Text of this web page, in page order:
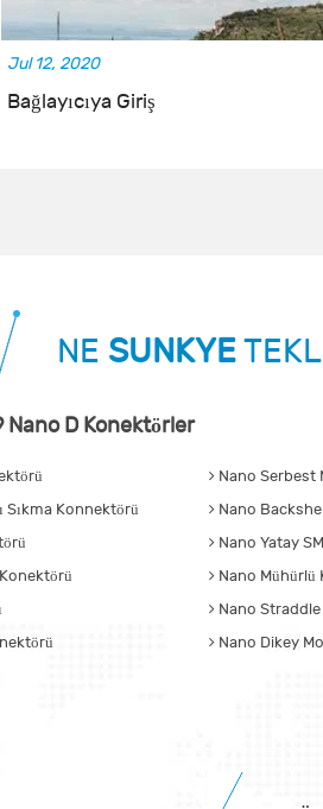
Jul 12, 2020
Bağlayıcıya Giriş
NE SUNKYE
Nano D Konektörler
Nano Serbest
Sıkma Konnektörü
Nano
Nano Yatay
Nano Mühürlü
Nano
Nano Dikey